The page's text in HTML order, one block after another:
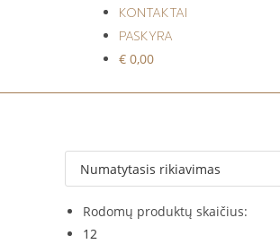
KONTAKTAI
PASKYRA
€ 0,00
Rodomų produktų skaičius:
12